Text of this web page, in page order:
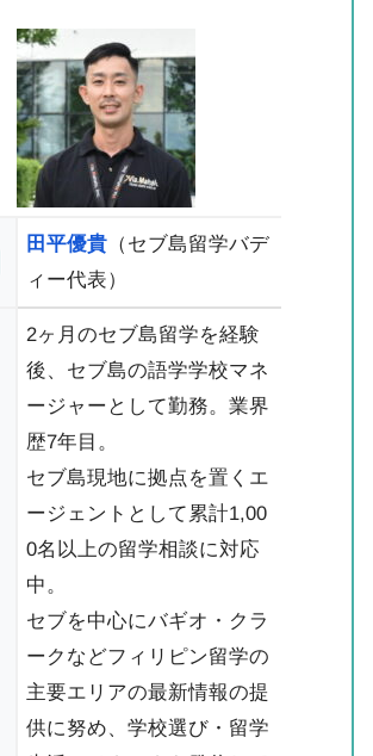
田平優貴 （セブ島留学バデ
ィー代表）
2ヶ月のセブ島留学を経験
後、セブ島の語学学校マネ
ージャーとして勤務。業界
歴7年目。
セブ島現地に拠点を置くエ
ージェントとして累計1,00
0名以上の留学相談に対応
中。
セブを中心にバギオ・クラ
ークなどフィリピン留学の
主要エリアの最新情報の提
供に努め、学校選び・留学